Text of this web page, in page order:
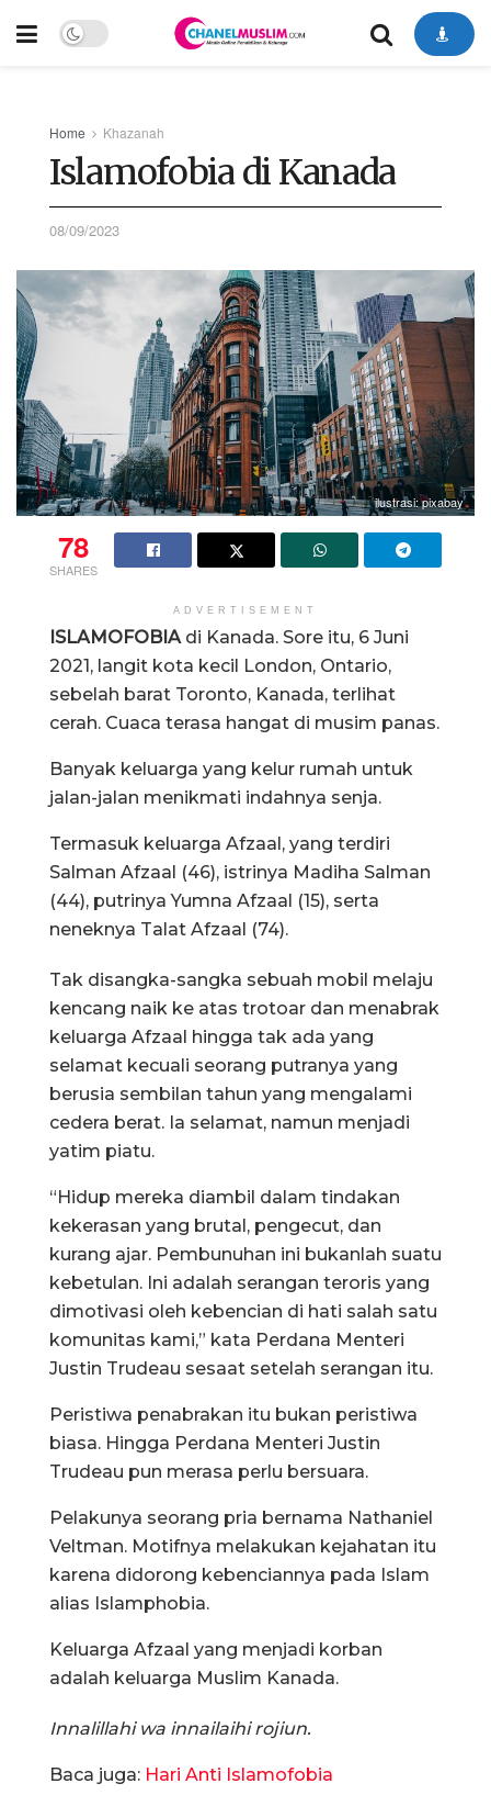
Home Khazanah
Islamofobia di Kanada
08/09/2023
ilustrasi: pixabay
78
SHARES
ADVERTISEMENT
ISLAMOFOBIA di Kanada. Sore itu, 6 Juni
2021, langit kota kecil London, Ontario,
sebelah barat Toronto, Kanada, terlihat
cerah. Cuaca terasa hangat di musim panas.
Banyak keluarga yang kelur rumah untuk
jalan-jalan menikmati indahnya senja.
Termasuk keluarga Afzaal, yang terdiri
Salman Afzaal (46), istrinya Madiha Salman
(44), putrinya Yumna Afzaal (15), serta
neneknya Talat Afzaal (74).
Tak disangka-sangka sebuah mobil melaju
kencang naik ke atas trotoar dan menabrak
keluarga Afzaal hingga tak ada yang
selamat kecuali seorang putranya yang
berusia sembilan tahun yang mengalami
cedera berat. Ia selamat, namun menjadi
yatim piatu.
“Hidup mereka diambil dalam tindakan
kekerasan yang brutal, pengecut, dan
kurang ajar. Pembunuhan ini bukanlah suatu
kebetulan. Ini adalah serangan teroris yang
dimotivasi oleh kebencian di hati salah satu
komunitas kami,” kata Perdana Menteri
Justin Trudeau sesaat setelah serangan itu.
Peristiwa penabrakan itu bukan peristiwa
biasa. Hingga Perdana Menteri Justin
Trudeau pun merasa perlu bersuara.
Pelakunya seorang pria bernama Nathaniel
Veltman. Motifnya melakukan kejahatan itu
karena didorong kebenciannya pada Islam
alias Islamphobia.
Keluarga Afzaal yang menjadi korban
adalah keluarga Muslim Kanada.
Innalillahi wa innailaihi rojiun.
Baca juga: Hari Anti Islamofobia